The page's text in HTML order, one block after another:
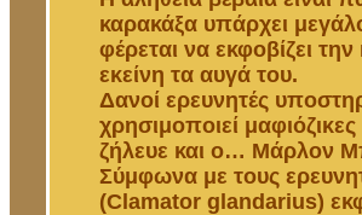
καρακάξα υπάρχει
φέρεται να εκφοβίζει
εκείνη τα αυγά του.
Δανοί ερευνητές
χρησιμοποιεί
ζήλευε και ο… Μάρλον
Σύμφωνα με τους
(Clamator glandarius)